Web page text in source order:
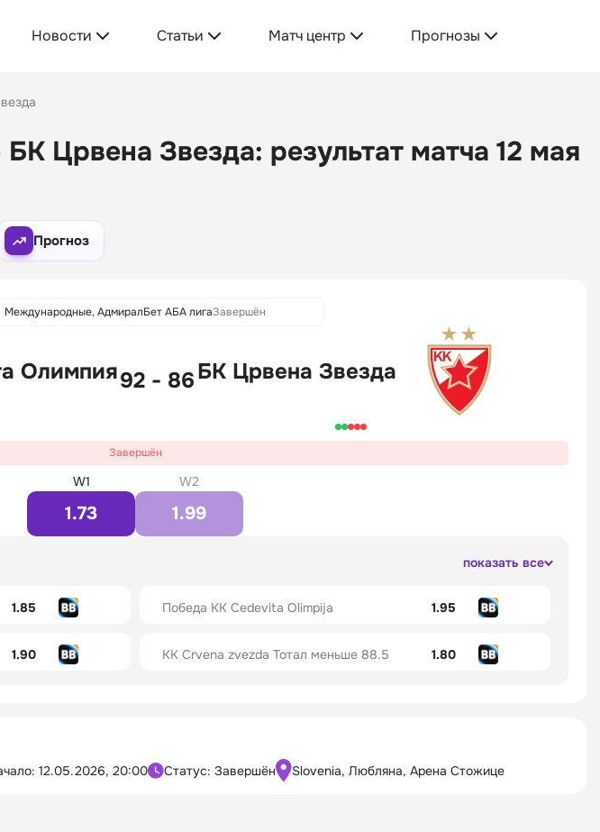
Новости Статьи Матч центр Прогнозы
Црвена Звезда: результат матча 12 мая
Прогноз
Международные, АдмиралБет АБА лигаЗавершён
Олимпия92 - 86БК Црвена Звезда
Завершён
W1
1.73
W2
1.99
показать все
1.85 Победа KK Cedevita Olimpija 1.95
1.90 KK Crvena zvezda Тотал меньше 88.5 1.80
12.05.2026, 20:00 Статус: Завершён Slovenia, Любляна, Арена Стожице